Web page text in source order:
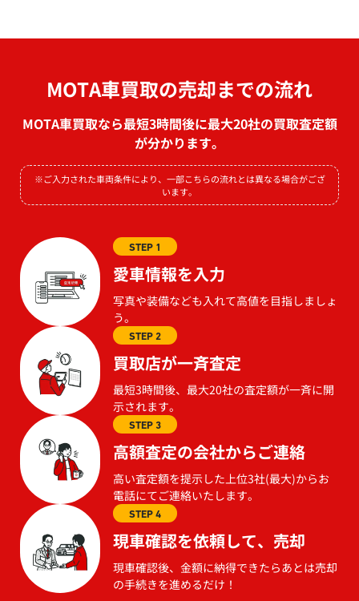
MOTA車買取の売却までの流れ
MOTA車買取なら最短3時間後に最大20社の買取査定額
が分かります。
※ご入力された車両条件により、一部こちらの流れとは異なる場合がござ
います。
STEP 1
愛車情報を入力
写真や装備なども入れて高値を目指しましょ
う。
STEP 2
買取店が一斉査定
最短3時間後、最大20社の査定額が一斉に開
示されます。
STEP 3
高額査定の会社からご連絡
高い査定額を提示した上位3社(最大)からお
電話にてご連絡いたします。
STEP 4
現車確認を依頼して、売却
現車確認後、金額に納得できたらあとは売却
の手続きを進めるだけ！